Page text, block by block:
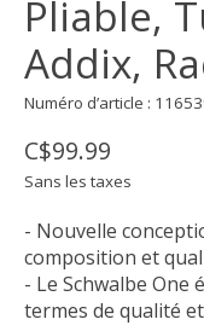
Pliable,
Addix,
Numéro d’article :
C$99.99
Sans les taxes
- Nouvelle
composition et
- Le Schwalbe
termes de qualité